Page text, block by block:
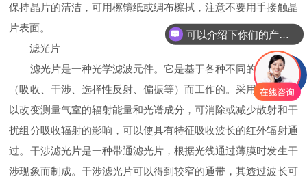
保持晶片的清洁，可用檫镜纸或绸布檫拭，注意不要用手接触晶
片表面。
滤光片
滤光片是一种光学滤波元件。它是基于各种不同的光学现象
（吸收、干涉、选择性反射、偏振等）而工作的。采用滤光片可
以改变测量气室的辐射能量和光谱成分，可消除或减少散射和干
扰组分吸收辐射的影响，可以使具有特征吸收波长的红外辐射通
过。干涉滤光片是一种带通滤光片，根据光线通过薄膜时发生干
涉现象而制成。干涉滤光片可以得到较窄的通带，其透过波长可
可以介绍下你们的产品么